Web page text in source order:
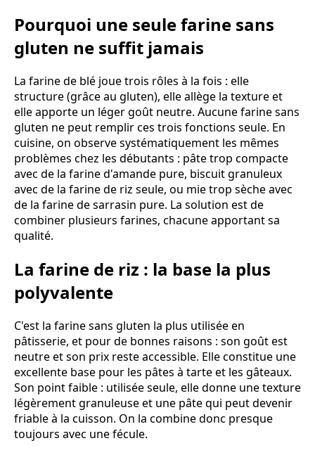
Pourquoi une seule farine sans
gluten ne suffit jamais
La farine de blé joue trois rôles à la fois : elle
structure (grâce au gluten), elle allège la texture et
elle apporte un léger goût neutre. Aucune farine sans
gluten ne peut remplir ces trois fonctions seule. En
cuisine, on observe systématiquement les mêmes
problèmes chez les débutants : pâte trop compacte
avec de la farine d'amande pure, biscuit granuleux
avec de la farine de riz seule, ou mie trop sèche avec
de la farine de sarrasin pure. La solution est de
combiner plusieurs farines, chacune apportant sa
qualité.
La farine de riz : la base la plus
polyvalente
C'est la farine sans gluten la plus utilisée en
pâtisserie, et pour de bonnes raisons : son goût est
neutre et son prix reste accessible. Elle constitue une
excellente base pour les pâtes à tarte et les gâteaux.
Son point faible : utilisée seule, elle donne une texture
légèrement granuleuse et une pâte qui peut devenir
friable à la cuisson. On la combine donc presque
toujours avec une fécule.